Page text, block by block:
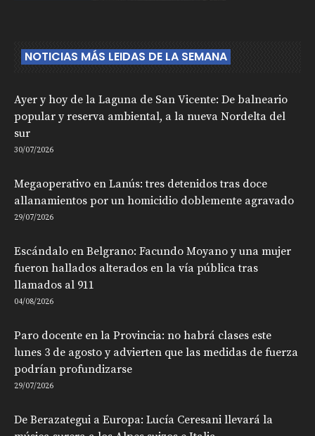
NOTICIAS MÁS LEIDAS DE LA SEMANA
Ayer y hoy de la Laguna de San Vicente: De balneario
popular y reserva ambiental, a la nueva Nordelta del
sur
30/07/2026
Megaoperativo en Lanús: tres detenidos tras doce
allanamientos por un homicidio doblemente agravado
29/07/2026
Escándalo en Belgrano: Facundo Moyano y una mujer
fueron hallados alterados en la vía pública tras
llamados al 911
04/08/2026
Paro docente en la Provincia: no habrá clases este
lunes 3 de agosto y advierten que las medidas de fuerza
podrían profundizarse
29/07/2026
De Berazategui a Europa: Lucía Ceresani llevará la